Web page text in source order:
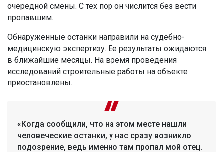
очередной смены. С тех пор он числится без вести
пропавшим.
Обнаруженные останки направили на судебно-
медицинскую экспертизу. Ее результаты ожидаются
в ближайшие месяцы. На время проведения
исследований строительные работы на объекте
приостановлены.
«Когда сообщили, что на этом месте нашли
человеческие останки, у нас сразу возникло
подозрение, ведь именно там пропал мой отец.